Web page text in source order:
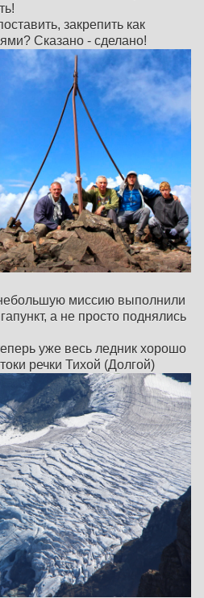
закрепить как
Сказано - сделано!
миссию выполнили
а не просто поднялись
уже весь ледник хорошо
речки Тихой (Долгой)